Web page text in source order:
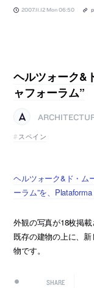
2007.11.12 Mon 06:50
ヘルツォーク&
ャフォーラム”
スペイン
ヘルツォーク&ド・ム
ーラム”を、
外観の写真が18枚掲載
既存の建物の上に、
物です。
SHARE